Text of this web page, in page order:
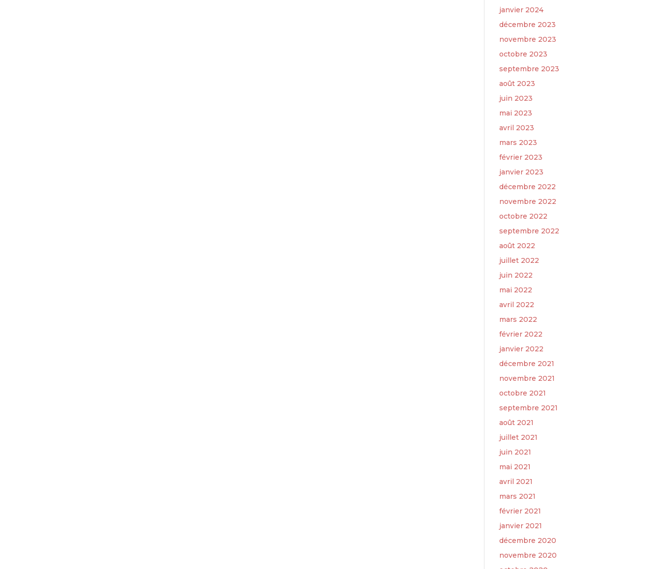
janvier 2024
décembre 2023
novembre 2023
octobre 2023
septembre 2023
août 2023
juin 2023
mai 2023
avril 2023
mars 2023
février 2023
janvier 2023
décembre 2022
novembre 2022
octobre 2022
septembre 2022
août 2022
juillet 2022
juin 2022
mai 2022
avril 2022
mars 2022
février 2022
janvier 2022
décembre 2021
novembre 2021
octobre 2021
septembre 2021
août 2021
juillet 2021
juin 2021
mai 2021
avril 2021
mars 2021
février 2021
janvier 2021
décembre 2020
novembre 2020